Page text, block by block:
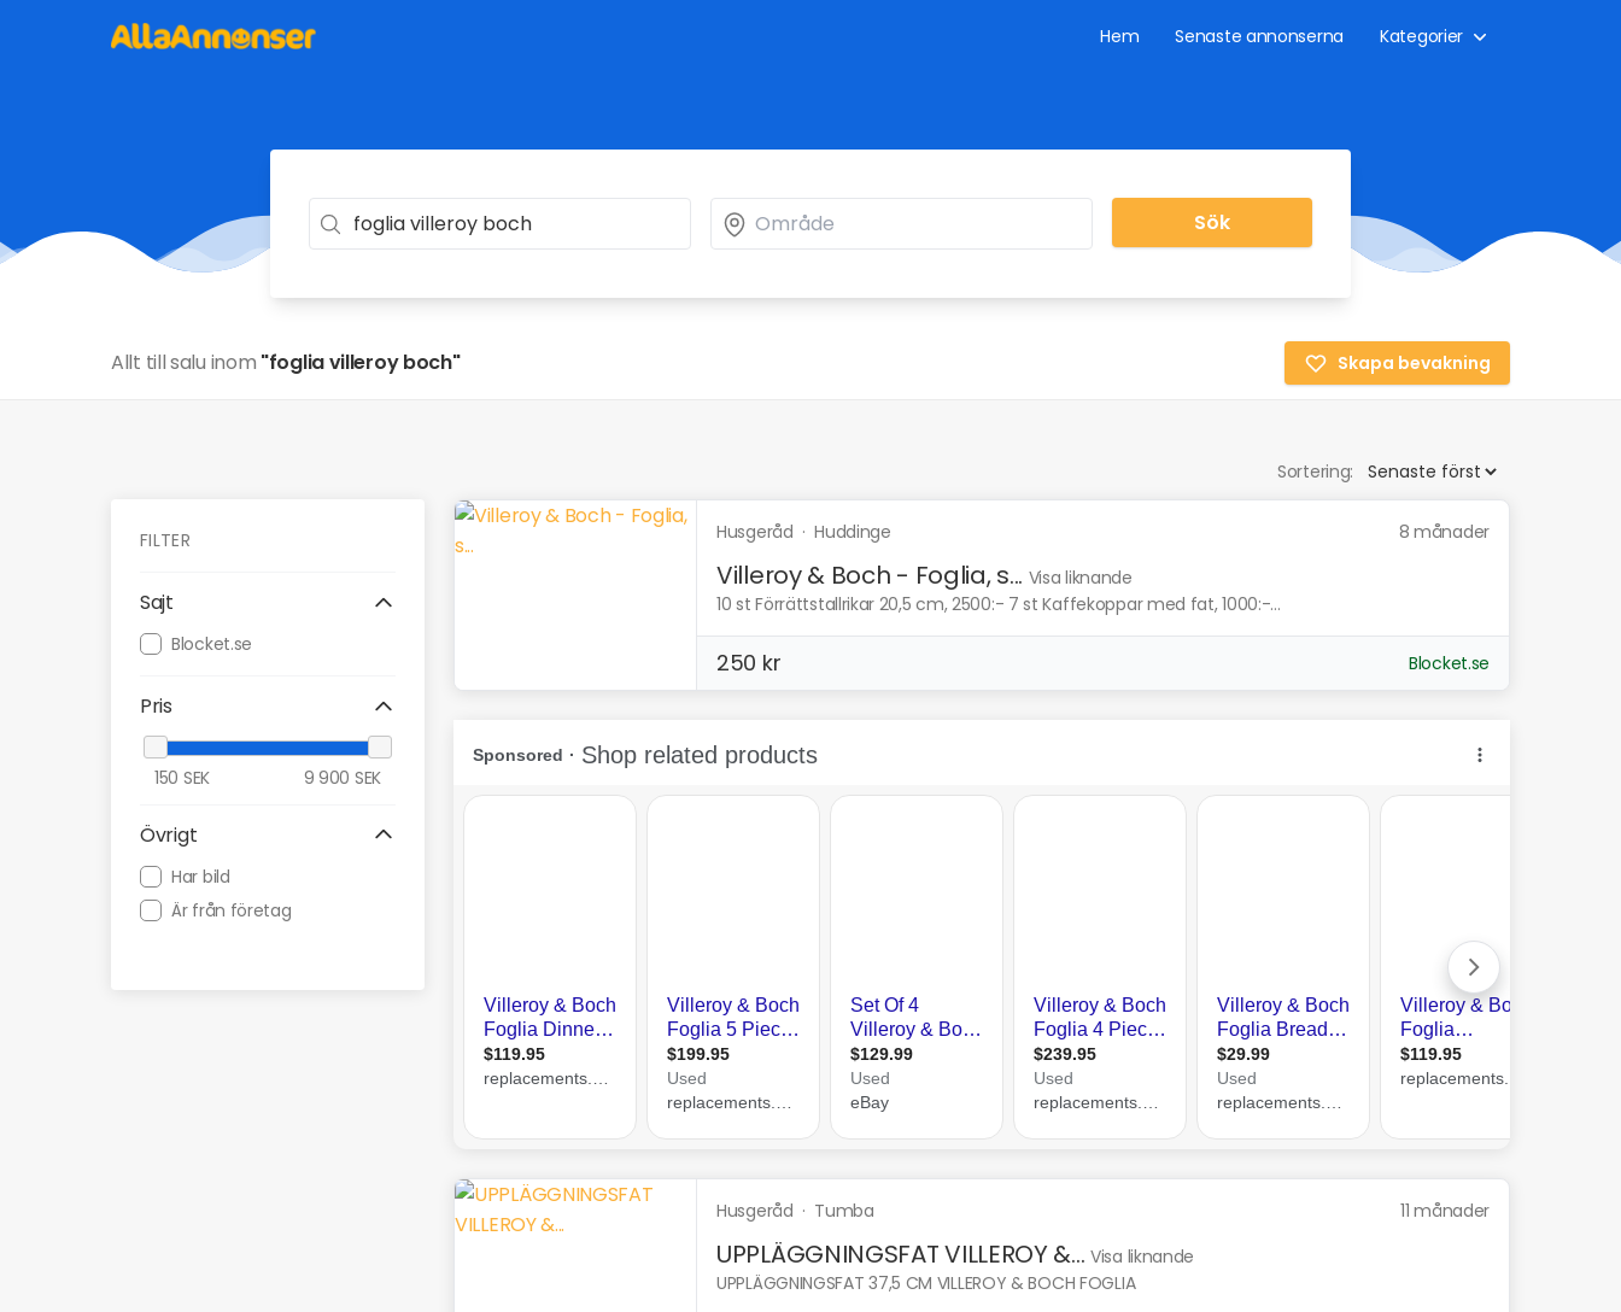
Hem Senaste annonserna Kategorier
Sök
Allt till salu inom "foglia villeroy boch" Skapa bevakning
Sortering:
FILTER
Sajt
Blocket.se
Pris
150 SEK 9 900 SEK
Övrigt
Har bild
Är från företag
Husgeråd ·Huddinge 8 månader
Villeroy & Boch - Foglia, s... Visa liknande
10 st Förrättstallrikar 20,5 cm, 2500:- 7 st Kaffekoppar med fat, 1000:-...
250 kr Blocket.se
Husgeråd · Tumba 11 månader
UPPLÄGGNINGSFAT VILLEROY &... Visa liknande
UPPLÄGGNINGSFAT 37,5 CM VILLEROY & BOCH FOGLIA